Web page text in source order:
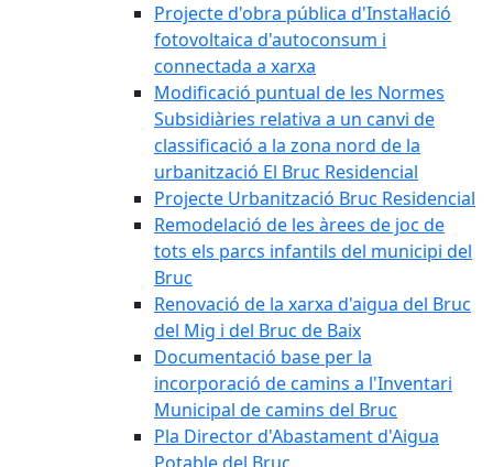
Projecte d'obra pública d'Instal·lació
fotovoltaica d'autoconsum i
connectada a xarxa
Modificació puntual de les Normes
Subsidiàries relativa a un canvi de
classificació a la zona nord de la
urbanització El Bruc Residencial
Projecte Urbanització Bruc Residencial
Remodelació de les àrees de joc de
tots els parcs infantils del municipi del
Bruc
Renovació de la xarxa d'aigua del Bruc
del Mig i del Bruc de Baix
Documentació base per la
incorporació de camins a l'Inventari
Municipal de camins del Bruc
Pla Director d'Abastament d'Aigua